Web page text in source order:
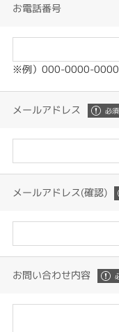
お電話番号
※例）000-0000-0000
メールアドレス
メールアドレス(確認)
お問い合わせ内容